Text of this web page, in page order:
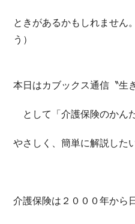
ときがあるかもしれません
う）
本日はカブックス通信〝生
として「介護保険のかん
やさしく、簡単に解説した
介護保険は２０００年から